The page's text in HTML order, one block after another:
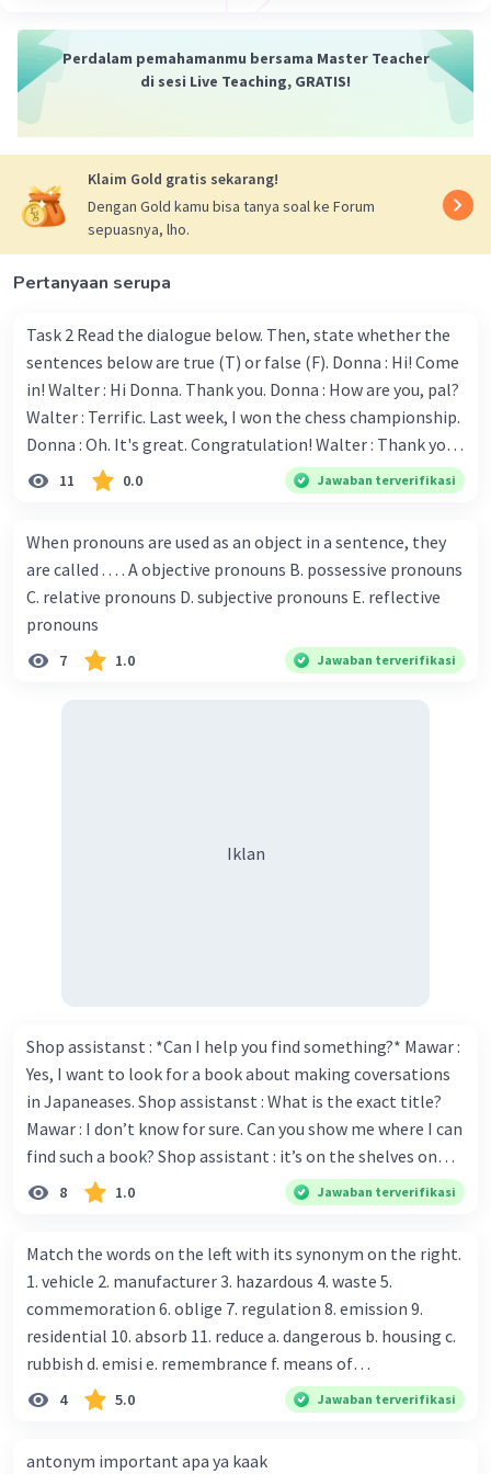
other opinions)
Rumus: "Saya pikir akan lebih baik jika kita" +
4. "Saya mendengar bahwa ada beberapa
alternatif yang lebih hemat biaya untuk proyek
ini." (Suggesting cost-effective alternatives)
Rumus: "Saya mendengar bahwa ada beberapa" +
opsi yang diusulkan + "yang lebih" + kualitas
5. "Mungkin ada cara yang lebih efisien untuk
menyelesaikan tugas ini." (Suggesting a more
efficient way)
Rumus: "Mungkin ada cara yang lebih" + kualitas
yang diinginkan + "untuk" + tugas yang
diberikan.
Dalam menggunakan kalimat suggesting,
yang terkesan menuntut atau memaksa, dan
menggunakan bahasa yang sopan dan santun.
You should study harder.
You ought to eat more vegetables.
You had better stop smoking.
Selain menggunakan rumus di atas, kalimat suggesting
berikut:
How about...
I suggest that...
Perdalam pemahamanmu bersama Master Teacher
di sesi Live Teaching, GRATIS!
Klaim Gold gratis sekarang!
Dengan Gold kamu bisa tanya soal ke Forum
sepuasnya, lho.
Pertanyaan serupa
Task 2 Read the dialogue below. Then, state whether the
sentences below are true (T) or false (F). Donna : Hi! Come
in! Walter : Hi Donna. Thank you. Donna : How are you, pal?
Walter : Terrific. Last week, I won the chess championship.
Donna : Oh. It's great. Congratulation! Walter : Thank you.
Next month I'll represent Indonesia in the World
elementary school. Walter: How about you? Still writing?
Donna : Yes, I am working on my second novel. Walter : I
think you've proven yourself as a good novelist. Donna :
Thank you for your compliment. Walter : I'm sure one day
your novel will be read by many people in the world. Donna
11 0.0 Jawaban terverifikasi
When pronouns are used as an object in a sentence, they
are called . . . . A objective pronouns B. possessive pronouns
C. relative pronouns D. subjective pronouns E. reflective
pronouns
7 1.0 Jawaban terverifikasi
Iklan
Shop assistanst : *Can I help you find something?* Mawar :
Yes, I want to look for a book about making coversations
in Japaneases. Shop assistanst : What is the exact title?
Mawar : I don’t know for sure. Can you show me where I can
find such a book? Shop assistant : it’s on the shelves on
the corner in the foreign language section. Mawar : O.K.,
thanks. Is there any discount for every purchase? Shop
for all items. Mawar : Great. The, may I see the catalog?
Shop assistant : Sure. You can use this computer to check
our books. Mawar : Yes. Thanks you Shop assistant : *Is
there anything else I can help, Miss?* Mawar : No, thanks.
Shop assistant : Alright. Happy shopping, Miss. 4. Pat
attention to the sentences in bold. What do they axpress?
8 1.0 Jawaban terverifikasi
Match the words on the left with its synonym on the right.
1. vehicle 2. manufacturer 3. hazardous 4. waste 5.
commemoration 6. oblige 7. regulation 8. emission 9.
residential 10. absorb 11. reduce a. dangerous b. housing c.
rubbish d. emisi e. remembrance f. means of
transportation g. rule h. producer i. force j. suck up k.
4 5.0 Jawaban terverifikasi
antonym important apa ya kaak